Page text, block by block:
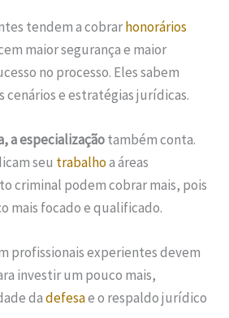
tendem a cobrarhonorários
maior segurança e maior
no processo. Eles sabem
e estratégias jurídicas.
a especializaçãotambém conta.
seu trabalhoa áreas
criminal podem cobrar mais, pois
mais focado e qualificado.
profissionais experientes devem
investir um pouco mais,
dadefesae o respaldo jurídico